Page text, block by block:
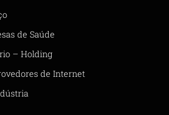
de Saúde
– Holding
de Internet